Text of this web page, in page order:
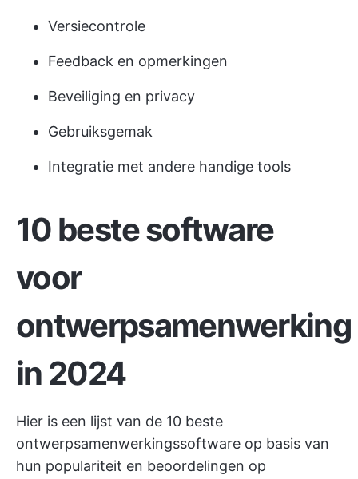
Versiecontrole
Feedback en opmerkingen
Beveiliging en privacy
Gebruiksgemak
Integratie met andere handige tools
10 beste software
voor
ontwerpsamenwerking
in 2024
Hier is een lijst van de 10 beste
ontwerpsamenwerkingssoftware op basis van
hun populariteit en beoordelingen op